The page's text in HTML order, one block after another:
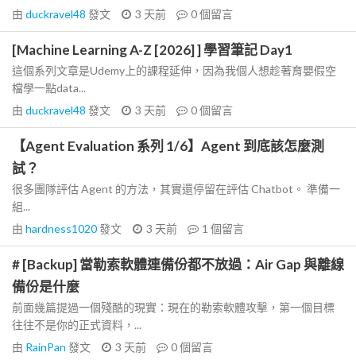
由 duckravel48 發文 3 天前 0個留言
[Machine Learning A-Z [2026] ] 學習筆記 Day1
這個系列文章是Udemy上的課程延伸，因為我個人想趁著育嬰假空
檔學一點data...
由 duckravel48 發文 3 天前 0個留言
【Agent Evaluation 系列 1/6】Agent 到底該怎麼測
試？
很多團隊評估 Agent 的方法，其實還停留在評估 Chatbot。 準備一
組...
由 hardness1020發文 3 天前 1 個留言
# [Backup] 當勒索軟體連備份都不放過：Air Gap 與離線
備份是什麼
前面幾篇提過一個殘酷的現實：現在的勒索軟體攻擊，第一個目標
往往不是你的正式資料，...
由 RainPan 發文 3 天前 0個留言